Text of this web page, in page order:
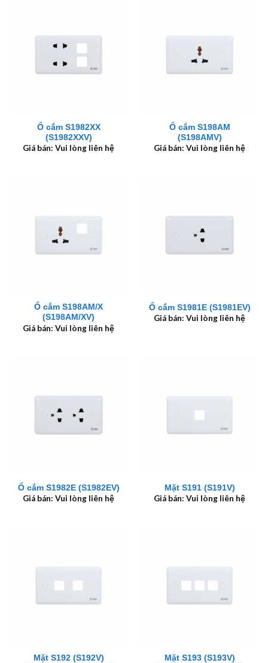
Ổ cắm S1982XX
(S1982XXV)
Giá bán: Vui lòng liên hệ
Ổ cắm S198AM
(S198AMV)
Giá bán: Vui lòng liên hệ
Ổ cắm S198AM/X
(S198AM/XV)
Giá bán: Vui lòng liên hệ
Ổ cắm S1981E (S1981EV)
Giá bán: Vui lòng liên hệ
Ổ cắm S1982E (S1982EV)
Giá bán: Vui lòng liên hệ
Mặt S191 (S191V)
Giá bán: Vui lòng liên hệ
Mặt S192 (S192V) Mặt S193 (S193V)